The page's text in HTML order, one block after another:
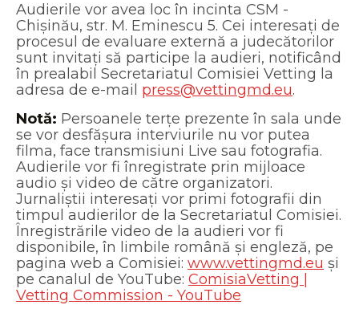
Audierile vor avea loc în incinta CSM -
Chișinău, str. M. Eminescu 5. Cei interesați de
procesul de evaluare externă a judecătorilor
sunt invitați să participe la audieri, notificând
în prealabil Secretariatul Comisiei Vetting la
adresa de e-mail press@vettingmd.eu.
Notă: Persoanele terțe prezente în sala unde
se vor desfășura interviurile nu vor putea
filma, face transmisiuni Live sau fotografia.
Audierile vor fi înregistrate prin mijloace
audio și video de către organizatori.
Jurnaliștii interesați vor primi fotografii din
timpul audierilor de la Secretariatul Comisiei.
Înregistrările video de la audieri vor fi
disponibile, în limbile română și engleză, pe
pagina web a Comisiei: www.vettingmd.eu și
pe canalul de YouTube: ComisiaVetting |
Vetting Commission - YouTube